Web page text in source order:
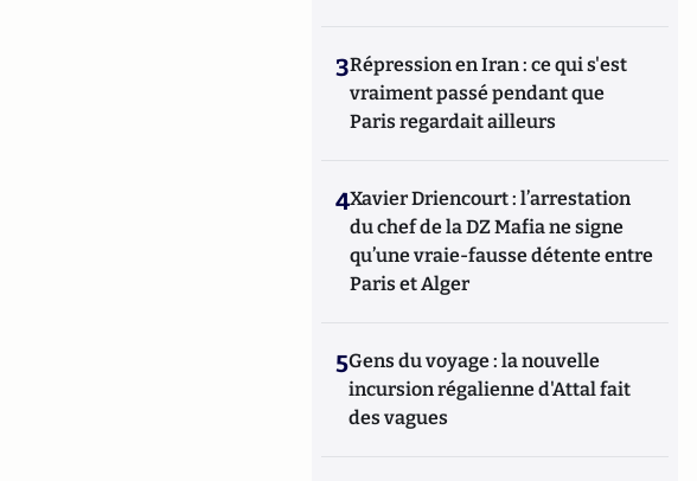
3Répression en Iran : ce qui s'est
vraiment passé pendant que
Paris regardait ailleurs
4Xavier Driencourt : l’arrestation
du chef de la DZ Mafia ne signe
qu’une vraie-fausse détente entre
Paris et Alger
5Gens du voyage : la nouvelle
incursion régalienne d'Attal fait
des vagues